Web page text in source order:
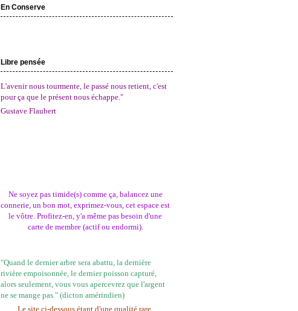
En Conserve
Libre pensée
L'avenir nous tourmente, le passé nous retient, c'est
pour ça que le présent nous échappe."
Gustave Flaubert
Ne soyez pas timide(s) comme ça, balancez une
connerie, un bon mot, exprimez-vous, cet espace est
le vôtre. Profitez-en, y'a même pas besoin d'une
carte de membre (actif ou endormi).
"Quand le dernier arbre sera abattu, la dernière
rivière empoisonnée, le dernier poisson capturé,
alors seulement, vous vous apercevrez que l'argent
ne se mange pas." (dicton amérindien)
Le site ci-dessous étant d'une qualité rare,